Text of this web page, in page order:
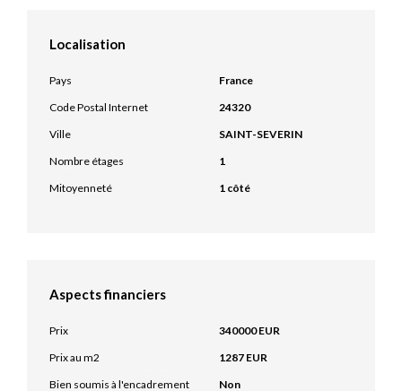
Localisation
Pays
France
Code Postal Internet
24320
Ville
SAINT-SEVERIN
Nombre étages
1
Mitoyenneté
1 côté
Aspects financiers
Prix
340000 EUR
Prix au m2
1287 EUR
Bien soumis à l'encadrement
Non